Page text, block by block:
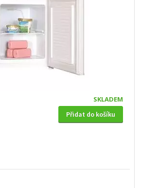
SKLADEM
Přidat do košíku